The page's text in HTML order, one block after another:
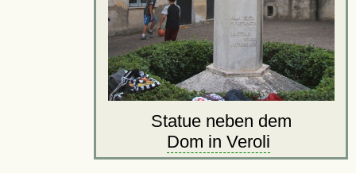
Statue neben dem
Dom in Veroli